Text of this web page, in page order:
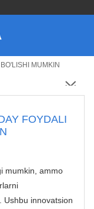
MUMKIN
FOYDALI
mumkin, ammo
Ushbu innovatsion